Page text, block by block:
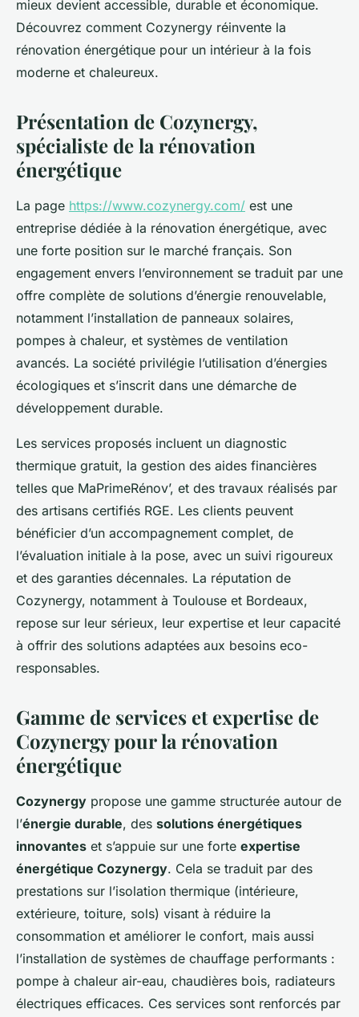
mieux devient accessible, durable et économique.
Découvrez comment Cozynergy réinvente la
rénovation énergétique pour un intérieur à la fois
moderne et chaleureux.
Présentation de Cozynergy,
spécialiste de la rénovation
énergétique
La page https://www.cozynergy.com/ est une
entreprise dédiée à la rénovation énergétique, avec
une forte position sur le marché français. Son
engagement envers l’environnement se traduit par une
offre complète de solutions d’énergie renouvelable,
notamment l’installation de panneaux solaires,
pompes à chaleur, et systèmes de ventilation
avancés. La société privilégie l’utilisation d’énergies
écologiques et s’inscrit dans une démarche de
développement durable.
Les services proposés incluent un diagnostic
thermique gratuit, la gestion des aides financières
telles que MaPrimeRénov’, et des travaux réalisés par
des artisans certifiés RGE. Les clients peuvent
bénéficier d’un accompagnement complet, de
l’évaluation initiale à la pose, avec un suivi rigoureux
et des garanties décennales. La réputation de
Cozynergy, notamment à Toulouse et Bordeaux,
repose sur leur sérieux, leur expertise et leur capacité
à offrir des solutions adaptées aux besoins eco-
responsables.
Gamme de services et expertise de
Cozynergy pour la rénovation
énergétique
Cozynergy propose une gamme structurée autour de
l’énergie durable, des solutions énergétiques
innovantes et s’appuie sur une forte expertise
énergétique Cozynergy. Cela se traduit par des
prestations sur l’isolation thermique (intérieure,
extérieure, toiture, sols) visant à réduire la
consommation et améliorer le confort, mais aussi
l’installation de systèmes de chauffage performants :
pompe à chaleur air-eau, chaudières bois, radiateurs
électriques efficaces. Ces services sont renforcés par